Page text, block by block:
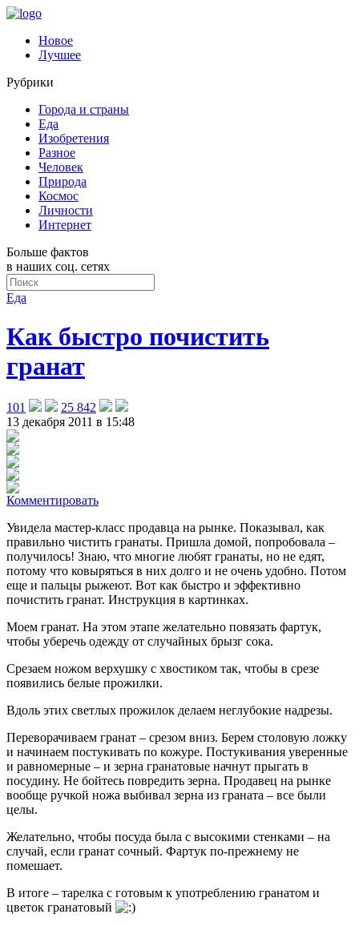
Новое
Лучшее
Рубрики
Города и страны
Еда
Изобретения
Разное
Человек
Природа
Космос
Личности
Интернет
Больше фактов
в наших соц. сетях
Еда
Как быстро почистить
гранат
101
25 842
13 декабря 2011 в 15:48
Комментировать
Увидела мастер-класс продавца на рынке. Показывал, как
правильно чистить гранаты. Пришла домой, попробовала –
получилось! Знаю, что многие любят гранаты, но не едят,
потому что ковыряться в них долго и не очень удобно. Потом
еще и пальцы рыжеют. Вот как быстро и эффективно
почистить гранат. Инструкция в картинках.
Моем гранат. На этом этапе желательно повязать фартук,
чтобы уберечь одежду от случайных брызг сока.
Срезаем ножом верхушку с хвостиком так, чтобы в срезе
появились белые прожилки.
Вдоль этих светлых прожилок делаем неглубокие надрезы.
Переворачиваем гранат – срезом вниз. Берем столовую ложку
и начинаем постукивать по кожуре. Постукивания уверенные
и равномерные – и зерна гранатовые начнут прыгать в
посудину. Не бойтесь повредить зерна. Продавец на рынке
вообще ручкой ножа выбивал зерна из граната – все были
целы.
Желательно, чтобы посуда была с высокими стенками – на
случай, если гранат сочный. Фартук по-прежнему не
помешает.
В итоге – тарелка с готовым к употреблению гранатом и
цветок гранатовый